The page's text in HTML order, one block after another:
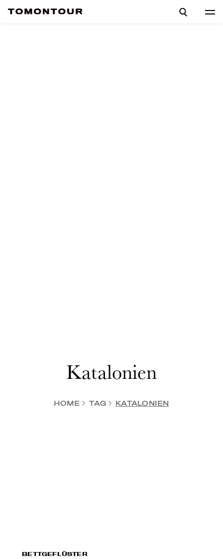
Katalonien
HOME TAG KATALONIEN
BETTGEFLÜSTER